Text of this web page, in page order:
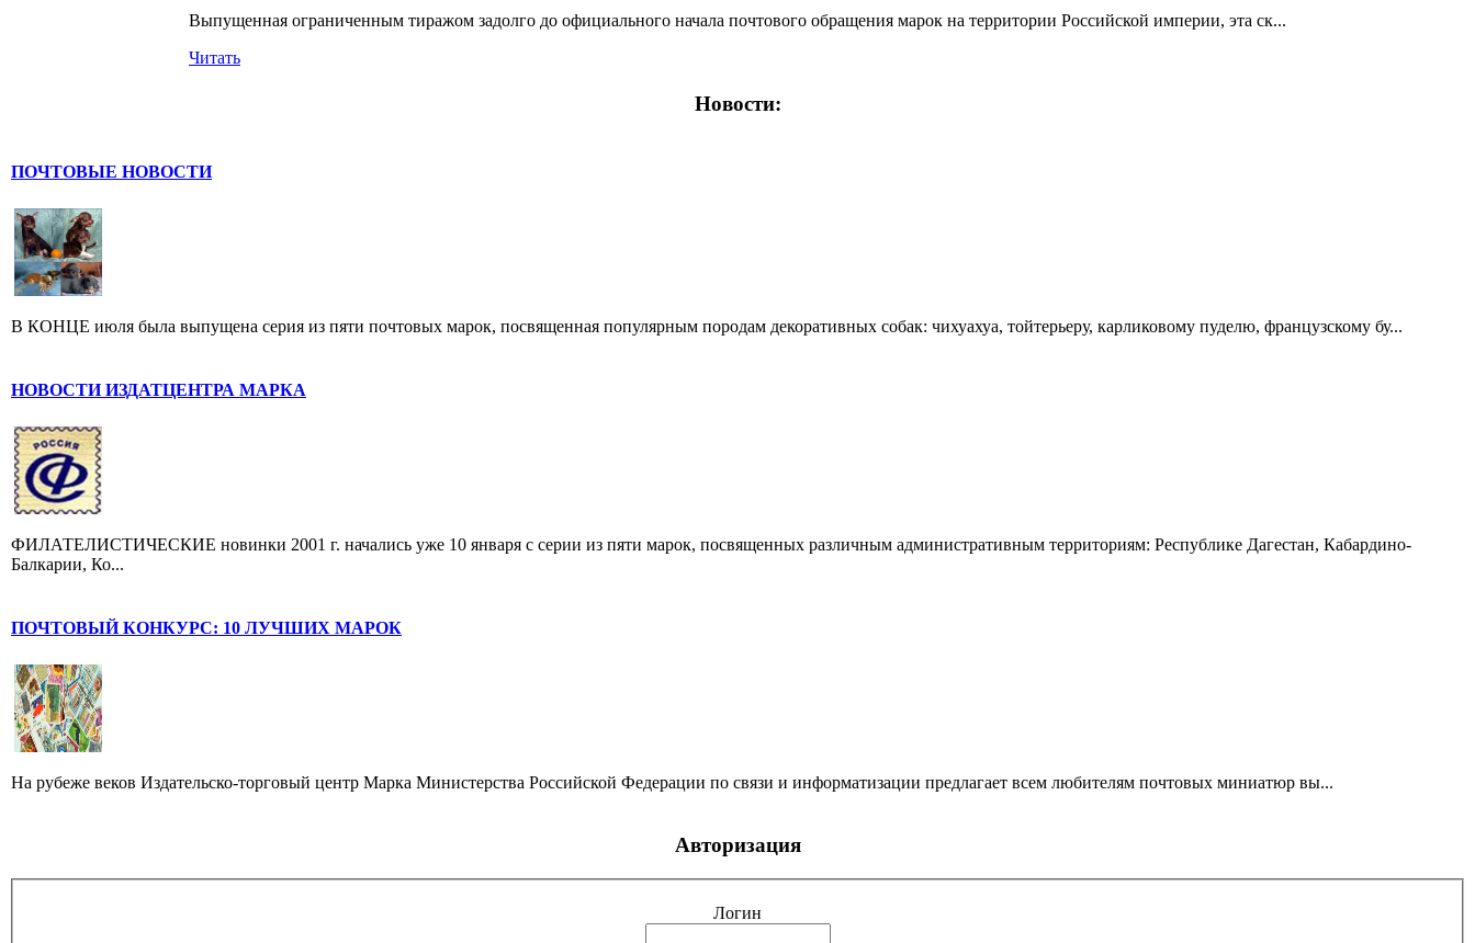
Выпущенная ограниченным тиражом задолго до официального начала почтового обращения марок на территории Российской империи, эта ск...
Читать
Новости:
ПОЧТОВЫЕ НОВОСТИ
В КОНЦЕ июля была выпущена серия из пяти почтовых марок, посвященная популярным породам декоративных собак: чихуахуа, тойтерьеру, карликовому пуделю, французскому бу...
НОВОСТИ ИЗДАТЦЕНТРА МАРКА
ФИЛАТЕЛИСТИЧЕСКИЕ новинки 2001 г. начались уже 10 января с серии из пяти марок, посвященных различным административным территориям: Республике Дагестан, Кабардино-
Балкарии, Ко...
ПОЧТОВЫЙ КОНКУРС: 10 ЛУЧШИХ МАРОК
На рубеже веков Издательско-торговый центр Марка Министерства Российской Федерации по связи и информатизации предлагает всем любителям почтовых миниатюр вы...
Авторизация
Логин